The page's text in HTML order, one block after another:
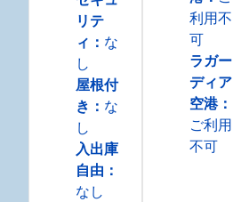
リテ
ィ ： な
し
屋根付
き ： な
し
入出庫
自由 ：
なし
利用不
可
ラガー
ディア
空港：
ご利用
不可